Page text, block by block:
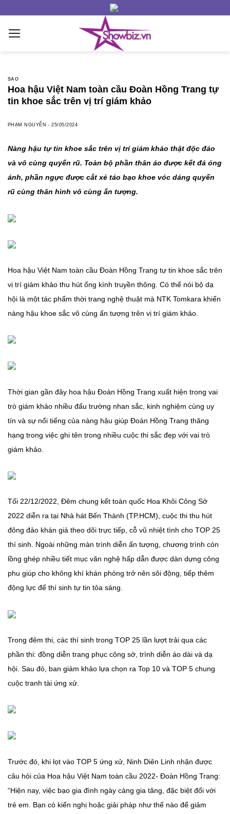
content
SAO
Hoa hậu Việt Nam toàn cầu Đoàn Hồng Trang tự
tin khoe sắc trên vị trí giám khảo
PHẠM NGUYỄN -25/05/2024
Nàng hậu tự tin khoe sắc trên vị trí giám khảo thật độc đáo
và vô cùng quyến rũ. Toàn bộ phần thân áo được kết đá óng
ánh, phần ngực được cắt xẻ táo bạo khoe vóc dáng quyến
rũ cùng thân hình vô cùng ấn tượng.
Hoa hậu Việt Nam toàn cầu Đoàn Hồng Trang tự tin khoe sắc trên
vị trí giám khảo thu hút ống kính truyền thông. Có thể nói bộ dạ
hội là một tác phẩm thời trang nghệ thuật mà NTK Tomkara khiến
nàng hậu khoe sắc vô cùng ấn tượng trên vị trí giám khảo.
Thời gian gần đây hoa hậu Đoàn Hồng Trang xuất hiện trong vai
trò giám khảo nhiều đấu trường nhan sắc, kinh nghiệm cùng uy
tín và sự nổi tiếng của nàng hậu giúp Đoàn Hồng Trang thăng
hạng trong việc ghi tên trong nhiều cuộc thi sắc đẹp với vai trò
giám khảo.
Tối 22/12/2022, Đêm chung kết toàn quốc Hoa Khôi Công Sở
2022 diễn ra tại Nhà hát Bến Thành (TP.HCM), cuộc thi thu hút
đông đảo khán giả theo dõi trực tiếp, cỗ vũ nhiệt tình cho TOP 25
thí sinh. Ngoài những màn trình diễn ấn tượng, chương trình còn
lồng ghép nhiều tiết mục văn nghệ hấp dẫn được dàn dựng công
phu giúp cho không khí khán phòng trở nên sôi động, tiếp thêm
động lực để thí sinh tự tin tỏa sáng.
Trong đêm thi, các thí sinh trong TOP 25 lần lượt trải qua các
phần thi: đồng diễn trang phục công sở, trình diễn áo dài và dạ
hội. Sau đó, ban giám khảo lựa chọn ra Top 10 và TOP 5 chung
cuộc tranh tài ứng xử.
Trước đó, khi lọt vào TOP 5 ứng xử, Ninh Diên Linh nhận được
câu hỏi của Hoa hậu Việt Nam toàn cầu 2022- Đoàn Hồng Trang:
“Hiện nay, việc bạo gia đình ngày càng gia tăng, đặc biệt đối với
trẻ em. Bạn có kiến nghị hoặc giải pháp như thế nào để giảm